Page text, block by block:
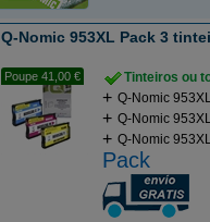
Q-Nomic 953XL Pack 3
Poupe 41,00 €
Tinteiros ou
Q-Nomic
Q-Nomic
Q-Nomic
Pack